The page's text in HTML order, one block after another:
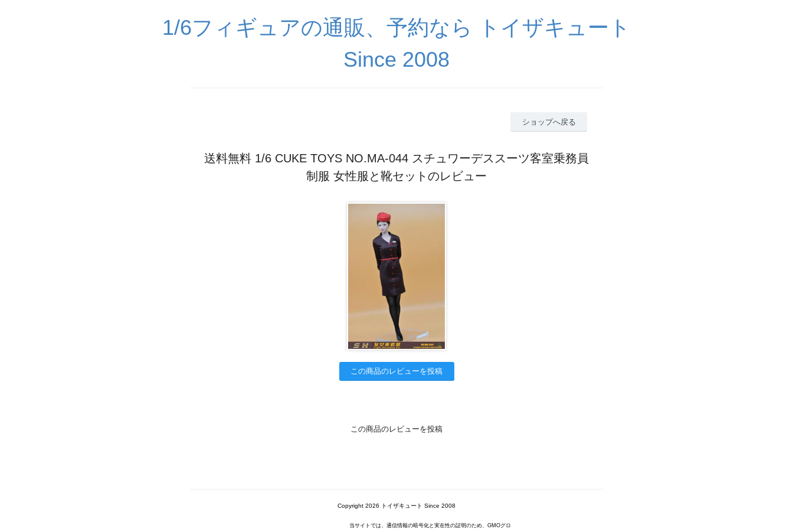
1/6フィギュアの通販、予約なら トイザキュート
Since 2008
ショップへ戻る
送料無料 1/6 CUKE TOYS NO.MA-044 スチュワーデススーツ客室乗務員
制服 女性服と靴セットのレビュー
この商品のレビューを投稿
この商品のレビューを投稿
Copyright 2026 トイザキュート Since 2008
当サイトでは、通信情報の暗号化と実在性の証明のため、GMOグロ